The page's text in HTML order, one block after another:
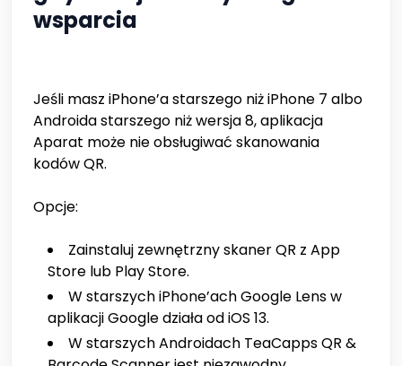
wsparcia
Jeśli masz iPhone’a starszego niż iPhone 7 albo
Androida starszego niż wersja 8, aplikacja
Aparat może nie obsługiwać skanowania
kodów QR.
Opcje:
Zainstaluj zewnętrzny skaner QR z App
Store lub Play Store.
W starszych iPhone’ach Google Lens w
aplikacji Google działa od iOS 13.
W starszych Androidach TeaCapps QR &